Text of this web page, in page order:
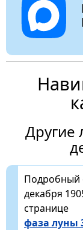
Другие
Подробный
декабря
странице
фаза луны